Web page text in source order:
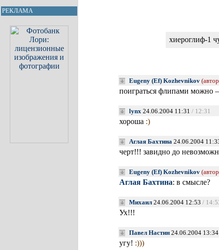
РЕКЛАМА
хиероглиф-1
Eugeny (Ef) Kozhevnikov
поиграться флипами можно
lynx 24.06.2004 11:31 / 12:31
хороша :)
Аглая Бахтина 24.06.2004
черт!!! завидно до
Eugeny (Ef) Kozhevnikov
Аглая Бахтина: в смысле?
Михаил 24.06.2004 12:53 /
Ух!!!
Павел Настин 24.06.2004
угу! :)))